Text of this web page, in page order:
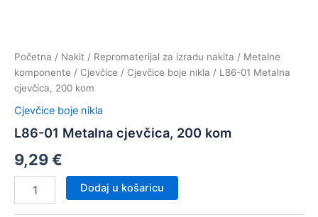
Početna / Nakit / Repromaterijal za izradu nakita / Metalne
komponente / Cjevčice / Cjevčice boje nikla / L86-01 Metalna
cjevčica, 200 kom
Cjevčice boje nikla
L86-01 Metalna cjevčica, 200 kom
9,29€
Dodaj u košaricu